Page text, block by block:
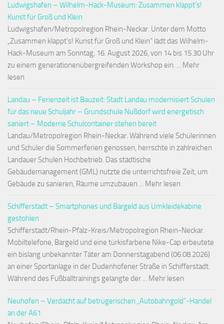
Ludwigshafen – Wilhelm-Hack-Museum: Zusammen klappt’s!
Kunst für Groß und Klein
Ludwigshafen/Metropolregion Rhein-Neckar. Unter dem Motto
„Zusammen klappt’s! Kunst für Groß und Klein“ lädt das Wilhelm-
Hack-Museum am Sonntag, 16. August 2026, von 14 bis 15.30 Uhr
zu einem generationenübergreifenden Workshop ein. ... Mehr
lesen
Landau – Ferienzeit ist Bauzeit: Stadt Landau modernisiert Schulen
für das neue Schuljahr – Grundschule Nußdorf wird energetisch
saniert – Moderne Schulcontainer stehen bereit
Landau/Metropolregion Rhein-Neckar. Während viele Schülerinnen
und Schüler die Sommerferien genossen, herrschte in zahlreichen
Landauer Schulen Hochbetrieb. Das städtische
Gebäudemanagement (GML) nutzte die unterrichtsfreie Zeit, um
Gebäude zu sanieren, Räume umzubauen ... Mehr lesen
Schifferstadt – Smartphones und Bargeld aus Umkleidekabine
gestohlen
Schifferstadt/Rhein-Pfalz-Kreis/Metropolregion Rhein-Neckar.
Mobiltelefone, Bargeld und eine türkisfarbene Nike-Cap erbeutete
ein bislang unbekannter Täter am Donnerstagabend (06.08.2026)
an einer Sportanlage in der Dudenhofener Straße in Schifferstadt.
Während des Fußballtrainings gelangte der ... Mehr lesen
Neuhofen – Verdacht auf betrügerischen „Autobahngold“-Handel
an der A61